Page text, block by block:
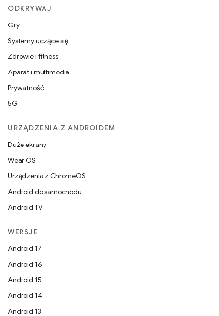
ODKRYWAJ
Gry
Systemy uczące się
Zdrowie i fitness
Aparat i multimedia
Prywatność
5G
URZĄDZENIA Z ANDROIDEM
Duże ekrany
Wear OS
Urządzenia z ChromeOS
Android do samochodu
Android TV
WERSJE
Android 17
Android 16
Android 15
Android 14
Android 13